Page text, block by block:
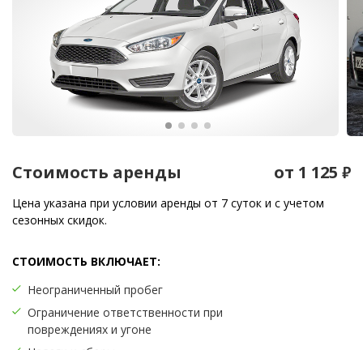
Стоимость аренды от 1 125 ₽
Цена указана при условии аренды от 7 суток и с учетом
сезонных скидок.
СТОИМОСТЬ ВКЛЮЧАЕТ:
Неограниченный пробег
Ограничение ответственности при
повреждениях и угоне